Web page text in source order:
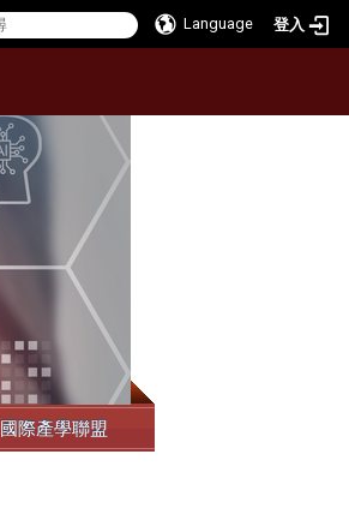
Language 登入
:::
國際產學聯盟